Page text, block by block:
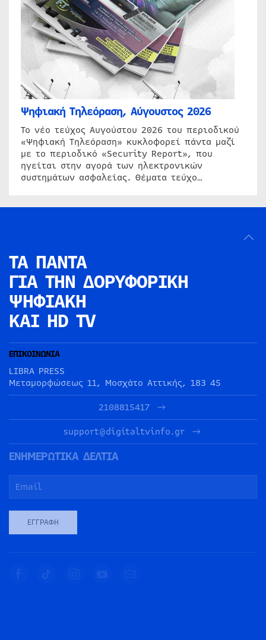
Ψηφιακή Τηλεόραση, Αύγουστος 2026
Το νέο τεύχος Αυγούστου 2026 του περιοδικού
«Ψηφιακή Τηλεόραση» κυκλοφορεί πάντα μαζί
με το περιοδικό «Security Report», που
ηγείται στην αγορά των ηλεκτρονικών
συστημάτων ασφαλείας. Θέματα τεύχο…
ΤΑ ΠΑΝΤΑ
ΓΙΑ ΤΗΝ ΔΟΡΥΦΟΡΙΚΗ
ΨΗΦΙΑΚΗ
ΚΑΙ HD TV
ΕΠΙΚΟΙΝΩΝΙΑ
LIBRA PRESS
Μεταμορφώσεως 11, Μοσχάτο Αττικής, 183 45
2108815417
support@digitaltvinfo.gr
ΕΝΗΜΕΡΩΤΙΚΑ ΔΕΛΤΙΑ
ΕΓΓΡΑΦΉ